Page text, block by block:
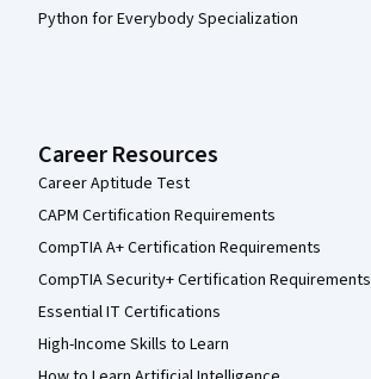
Python for Everybody Specialization
Career Resources
Career Aptitude Test
CAPM Certification Requirements
CompTIA A+ Certification Requirements
CompTIA Security+ Certification Requirements
Essential IT Certifications
High-Income Skills to Learn